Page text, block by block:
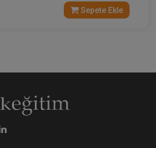
- IV. Medeni Hukuk Kongresi
Sepete Ekle